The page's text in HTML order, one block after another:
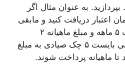
به عنوان مثال اگر
تومان اعتبار دریافت کنید و مابقی
مبلغ قسطی را به صورت ۵ ماهه و مبلغ ماهیانه ۲
میلیون تومان بپردازید، می بایست ۵ چک صیادی به مبلغ